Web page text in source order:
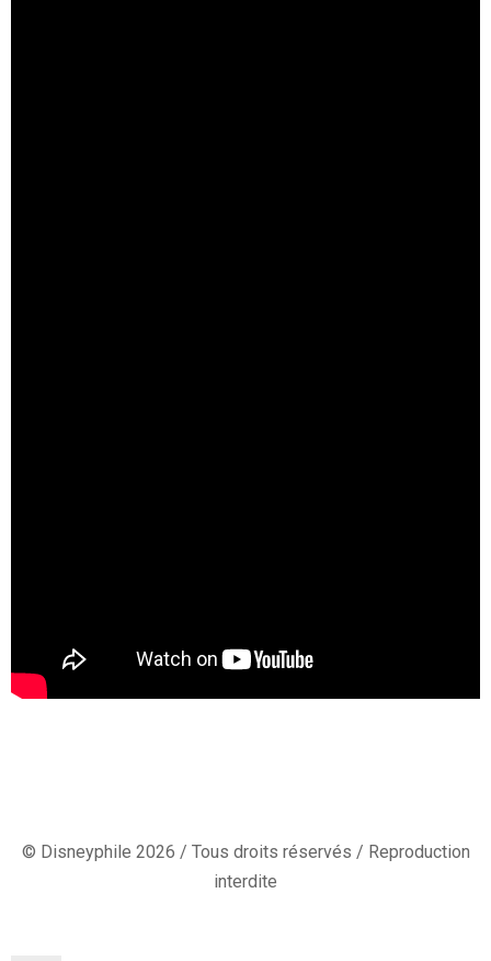
© Disneyphile 2026 / Tous droits réservés / Reproduction
interdite